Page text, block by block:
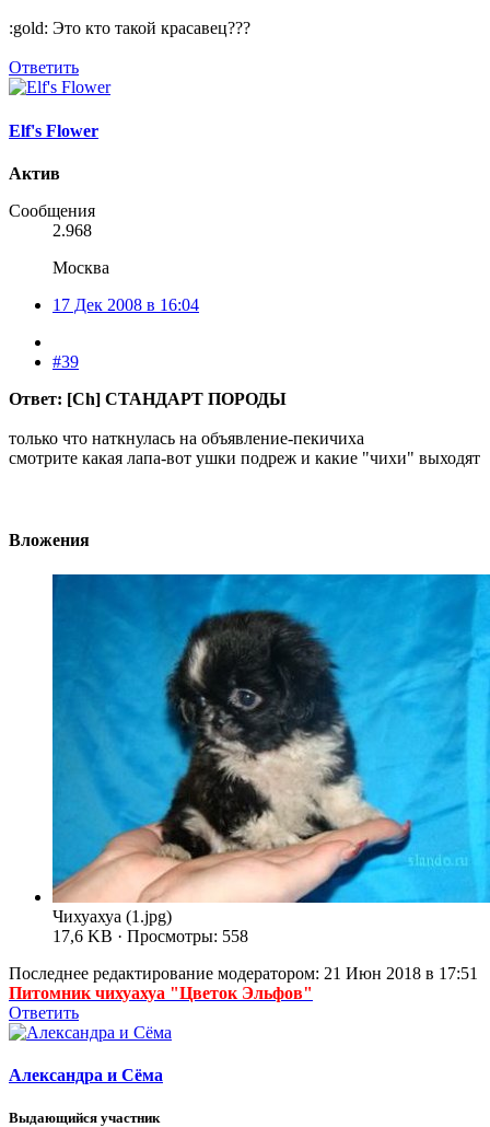
:gold: Это кто такой красавец???
Ответить
Elf's Flower
Актив
Сообщения
2.968
Москва
17 Дек 2008 в 16:04
#39
Ответ: [Ch] СТАНДАРТ ПОРОДЫ
только что наткнулась на объявление-пекичиха
смотрите какая лапа-вот ушки подреж и какие "чихи" выходят
Вложения
Чихуахуа (1.jpg)
17,6 KB · Просмотры: 558
Последнее редактирование модератором: 21 Июн 2018 в 17:51
Питомник чихуахуа "Цветок Эльфов"
Ответить
Александра и Сёма
Выдающийся участник